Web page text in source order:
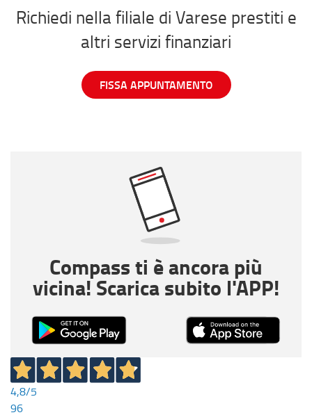
Richiedi nella filiale di Varese prestiti e
altri servizi finanziari
FISSA APPUNTAMENTO
Compass ti è ancora più
vicina! Scarica subito l'APP!
4,8/5
96